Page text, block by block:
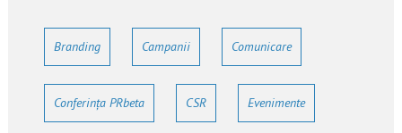
Branding Campanii Comunicare
Conferința PRbeta CSR Evenimente